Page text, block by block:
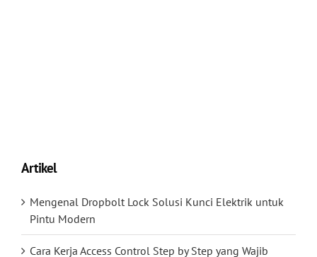
Artikel
Mengenal Dropbolt Lock Solusi Kunci Elektrik untuk
Pintu Modern
Cara Kerja Access Control Step by Step yang Wajib